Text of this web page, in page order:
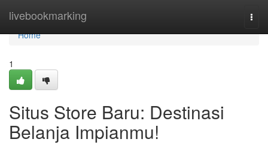
livebookmarking
Home
Home
1
Situs Store Baru: Destinasi
Belanja Impianmu!